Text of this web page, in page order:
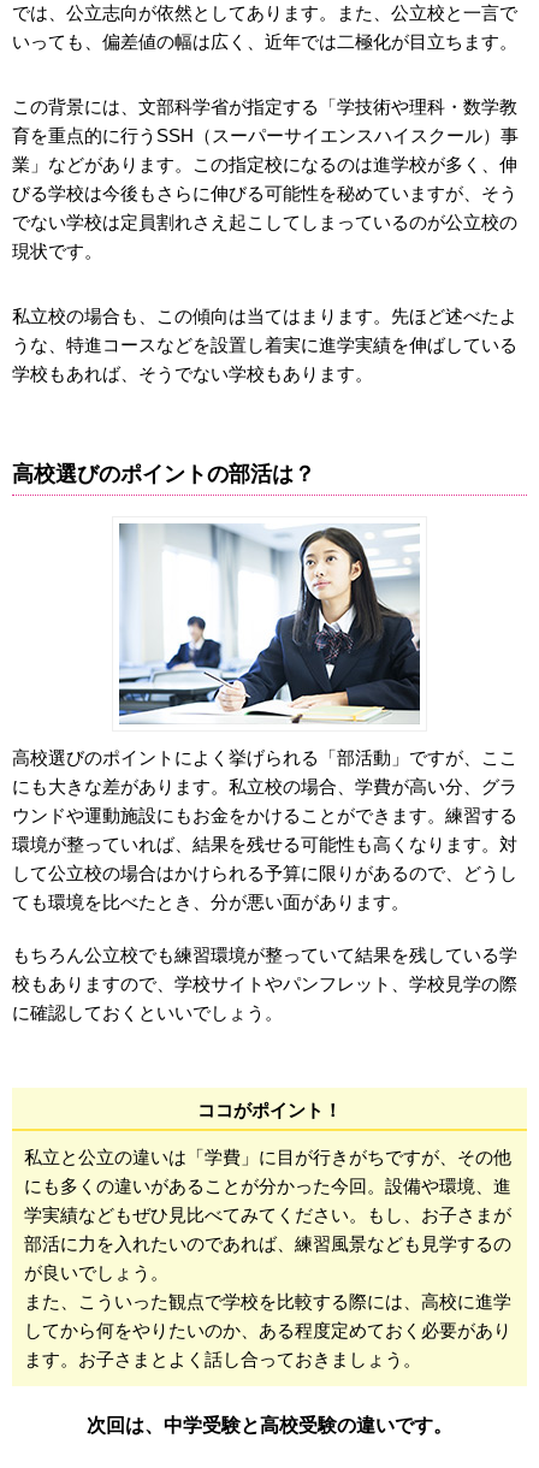
では、公立志向が依然としてあります。また、公立校と一言で
いっても、偏差値の幅は広く、近年では二極化が目立ちます。
この背景には、文部科学省が指定する「学技術や理科・数学教
育を重点的に行うSSH（スーパーサイエンスハイスクール）事
業」などがあります。この指定校になるのは進学校が多く、伸
びる学校は今後もさらに伸びる可能性を秘めていますが、そう
でない学校は定員割れさえ起こしてしまっているのが公立校の
現状です。
私立校の場合も、この傾向は当てはまります。先ほど述べたよ
うな、特進コースなどを設置し着実に進学実績を伸ばしている
学校もあれば、そうでない学校もあります。
高校選びのポイントの部活は？
高校選びのポイントによく挙げられる「部活動」ですが、ここ
にも大きな差があります。私立校の場合、学費が高い分、グラ
ウンドや運動施設にもお金をかけることができます。練習する
環境が整っていれば、結果を残せる可能性も高くなります。対
して公立校の場合はかけられる予算に限りがあるので、どうし
ても環境を比べたとき、分が悪い面があります。
もちろん公立校でも練習環境が整っていて結果を残している学
校もありますので、学校サイトやパンフレット、学校見学の際
に確認しておくといいでしょう。
ココがポイント！
私立と公立の違いは「学費」に目が行きがちですが、その他
にも多くの違いがあることが分かった今回。設備や環境、進
学実績などもぜひ見比べてみてください。もし、お子さまが
部活に力を入れたいのであれば、練習風景なども見学するの
が良いでしょう。
また、こういった観点で学校を比較する際には、高校に進学
してから何をやりたいのか、ある程度定めておく必要があり
ます。お子さまとよく話し合っておきましょう。
次回は、中学受験と高校受験の違いです。